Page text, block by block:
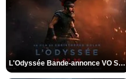
L'Odyssée Bande-annonce VO STFR